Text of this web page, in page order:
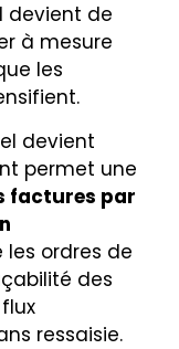
devient de
à mesure
les
devient
permet une
factures par
les ordres de
des
ressaisie.